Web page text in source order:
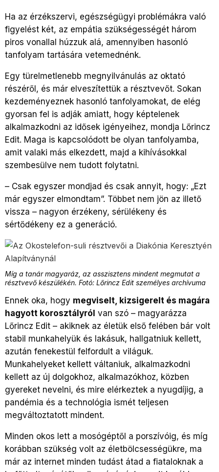
Ha az érzékszervi, egészségügyi problémákra való
figyelést két, az empátia szükségességét három
piros vonallal húzzuk alá, amennyiben hasonló
tanfolyam tartására vetemednénk.
Egy türelmetlenebb megnyilvánulás az oktató
részéről, és már elveszítettük a résztvevőt. Sokan
kezdeményeznek hasonló tanfolyamokat, de elég
gyorsan fel is adják amiatt, hogy képtelenek
alkalmazkodni az idősek igényeihez, mondja Lőrincz
Edit. Maga is kapcsolódott be olyan tanfolyamba,
amit valaki más elkezdett, majd a kihívásokkal
szembesülve nem tudott folytatni.
– Csak egyszer mondjad és csak annyit, hogy: „Ezt
már egyszer elmondtam”. Többet nem jön az illető
vissza – nagyon érzékeny, sérülékeny és
sértődékeny ez a generáció.
Míg a tanár magyaráz, az asszisztens mindent megmutat a
résztvevő készülékén. Fotó: Lőrincz Edit személyes archívuma
Ennek oka, hogy megviselt, kizsigerelt és magára
hagyott korosztályról van szó – magyarázza
Lőrincz Edit – akiknek az életük első felében bár volt
stabil munkahelyük és lakásuk, hallgatniuk kellett,
azután fenekestül felfordult a világuk.
Munkahelyeket kellett váltaniuk, alkalmazkodni
kellett az új dolgokhoz, alkalmazókhoz, közben
gyereket nevelni, és mire elérkeztek a nyugdíjig, a
pandémia és a technológia ismét teljesen
megváltoztatott mindent.
Minden okos lett a mosógéptől a porszívóig, és míg
korábban szükség volt az életbölcsességükre, ma
már az internet minden tudást átad a fiataloknak a